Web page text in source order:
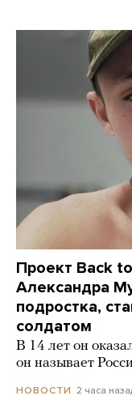
Проект Back
Александра
подростка,
солдатом
В 14 лет он
он называет
НОВОСТИ 2 часа